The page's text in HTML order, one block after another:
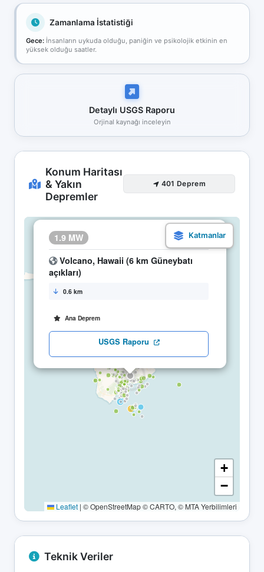
Zamanlama İstatistiği
Gece: İnsanların uykuda olduğu, paniğin ve psikolojik etkinin en
yüksek olduğu saatler.
Detaylı USGS Raporu
Orjinal kaynağı inceleyin
Konum Haritası
& Yakın
Depremler
401 Deprem
1.9 MW 26.04 05:02
Volcano, Hawaii (6 km Güneybatı
açıkları)
0.6 km
Ana Deprem
USGS Raporu
×
+
−
Leaflet | © OpenStreetMap © CARTO, © MTA Yerbilimleri
Teknik Veriler